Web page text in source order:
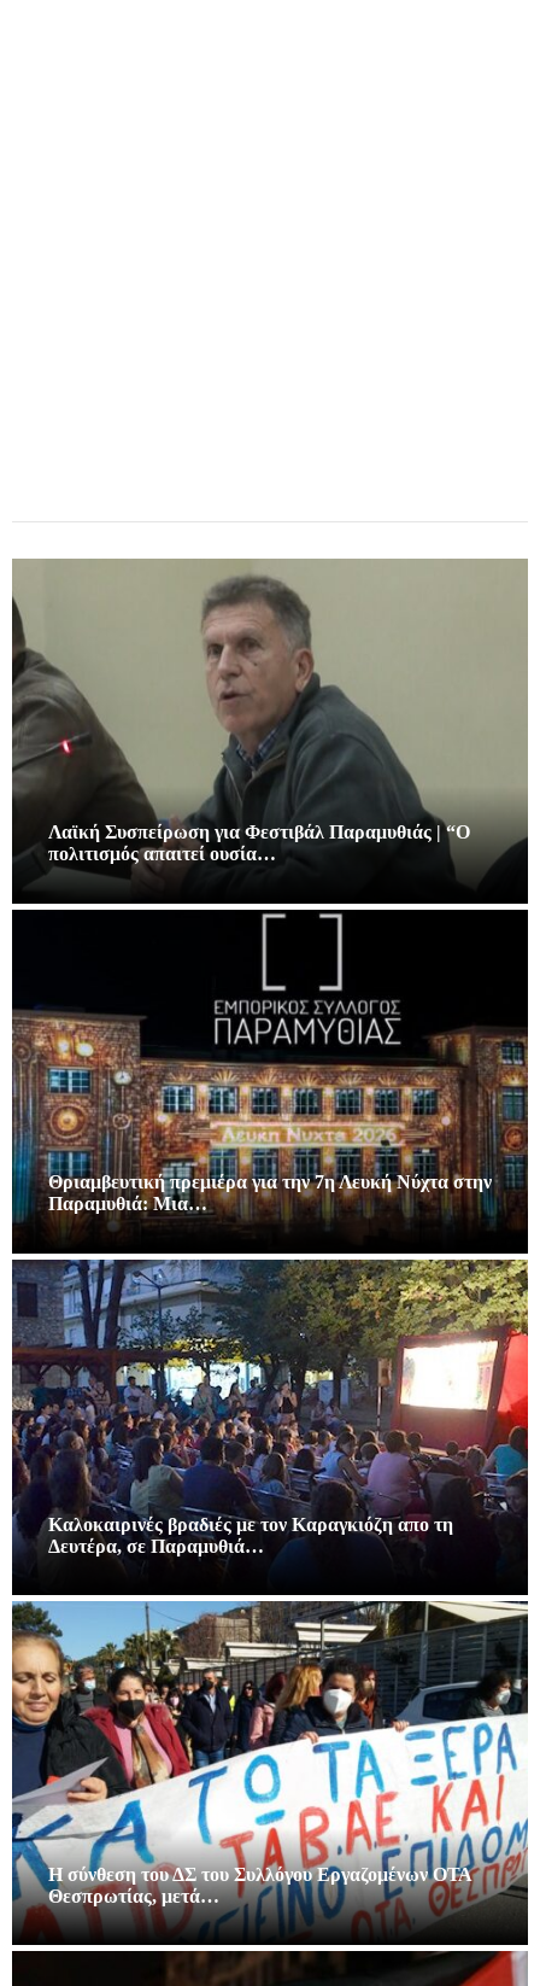
Λαϊκή Συσπείρωση για Φεστιβάλ Παραμυθιάς | “Ο
πολιτισμός απαιτεί ουσία…
Θριαμβευτική πρεμιέρα για την 7η Λευκή Νύχτα στην
Παραμυθιά: Μια…
Καλοκαιρινές βραδιές με τον Καραγκιόζη απο τη
Δευτέρα, σε Παραμυθιά…
Η σύνθεση του ΔΣ του Συλλόγου Εργαζομένων ΟΤΑ
Θεσπρωτίας, μετά…